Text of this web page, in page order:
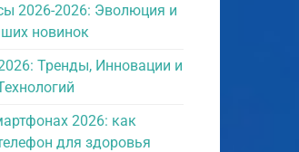
2026-2026: Эволюция и
новинок
Тренды, Инновации и
2026: как
для здоровья